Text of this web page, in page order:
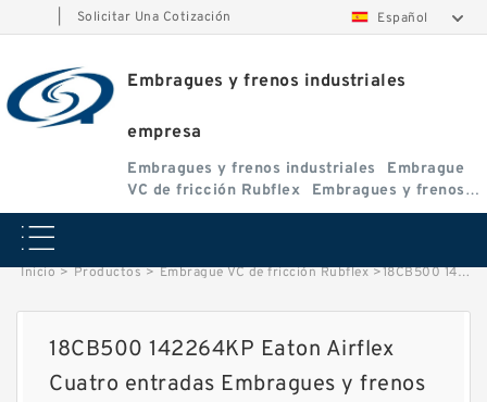
Solicitar Una Cotización Español
Embragues y frenos industriales
empresa
Embragues y frenos industriales
Embrague
VC de fricción Rubflex
Embragues y frenos
VC
Inicio > Productos > Embrague VC de fricción Rubflex >18CB500 142264KP Eaton Airflex Cuatro entradas Embragues y frenos image
18CB500 142264KP Eaton Airflex
Cuatro entradas Embragues y frenos